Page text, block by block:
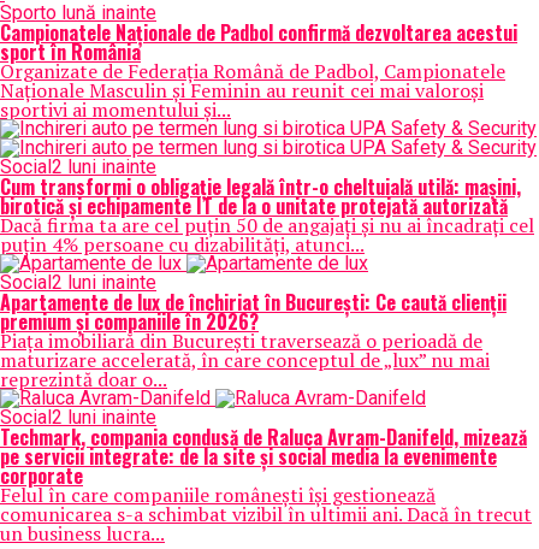
Sporto lună inainte
Campionatele Naționale de Padbol confirmă dezvoltarea acestui
sport în România
Organizate de Federația Română de Padbol, Campionatele
Naționale Masculin și Feminin au reunit cei mai valoroși
sportivi ai momentului și...
Social 2 luni inainte
Cum transformi o obligație legală într-o cheltuială utilă: mașini,
birotică și echipamente IT de la o unitate protejată autorizată
Dacă firma ta are cel puțin 50 de angajați și nu ai încadrați cel
puțin 4% persoane cu dizabilități, atunci...
Social 2 luni inainte
Apartamente de lux de închiriat în București: Ce caută clienții
premium și companiile în 2026?
Piața imobiliară din București traversează o perioadă de
maturizare accelerată, în care conceptul de „lux” nu mai
reprezintă doar o...
Social 2 luni inainte
Techmark, compania condusă de Raluca Avram-Danifeld, mizează
pe servicii integrate: de la site și social media la evenimente
corporate
Felul în care companiile românești își gestionează
comunicarea s-a schimbat vizibil în ultimii ani. Dacă în trecut
un business lucra...